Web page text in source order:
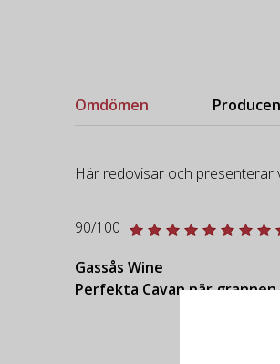
Omdömen
Här redovisar och presenterar
90/100
Gassås Wine
Perfekta Cavan när